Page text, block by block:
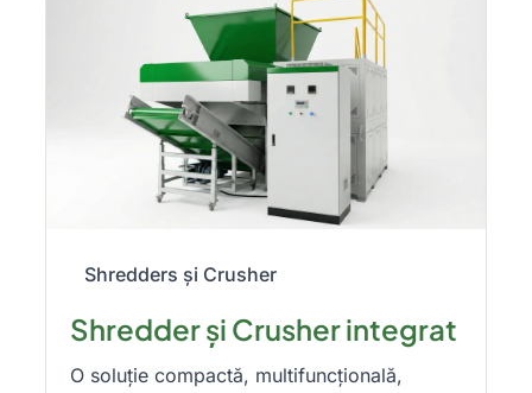
Shredders și Crusher
Shredder și Crusher integrat
O soluție compactă, multifuncțională,